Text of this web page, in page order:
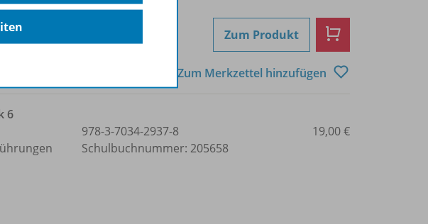
Zum Produkt
Zum Merkzettel hinzufügen
6
978-3-7034-2937-8
Schulbuchnummer: 205658
19,00 €